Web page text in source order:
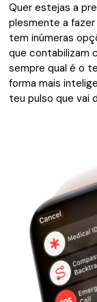
Quer estejas a
plesmente a fazer
tem inúmeras
que contabilizam
sempre qual é o
forma mais
teu pulso que vai